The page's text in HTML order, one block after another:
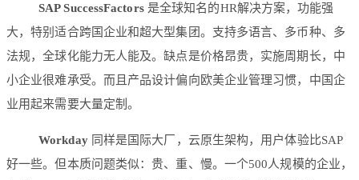
SAP SuccessFactors是全球知名的HR解决方案，功能强
大，特别适合跨国企业和超大型集团。支持多语言、多币种、多
法规，全球化能力无人能及。缺点是价格昂贵，实施周期长，中
小企业很难承受。而且产品设计偏向欧美企业管理习惯，中国企
业用起来需要大量定制。
Workday同样是国际大厂，云原生架构，用户体验比SAP
好一些。但本质问题类似：贵、重、慢。一个500人规模的企业，